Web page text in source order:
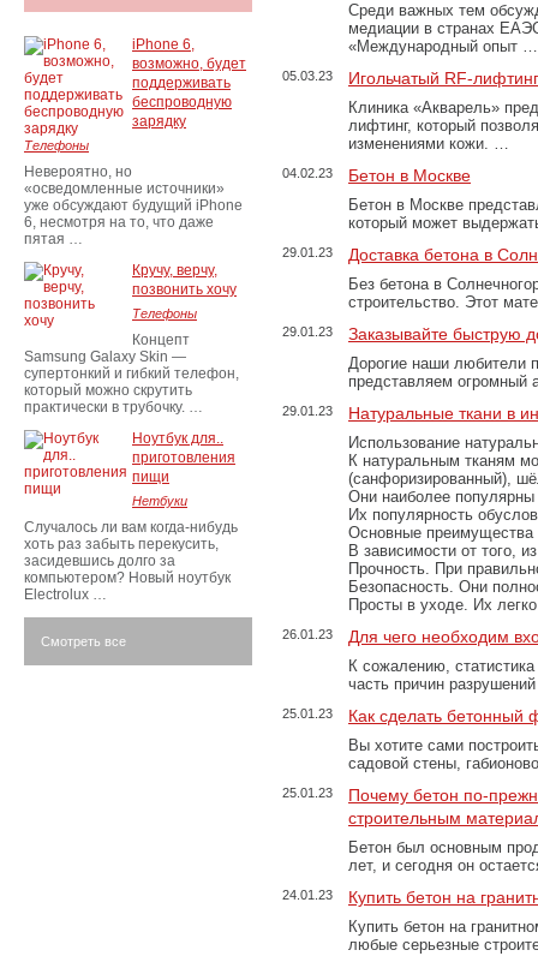
Среди важных тем
медиации в странах
«Международный опыт …
05.03.23 Игольчатый RF-
Клиника «Акварель»
лифтинг, который
изменениями кожи. …
04.02.23 Бетон в Москве
Бетон в Москве
который может
29.01.23 Доставка бетона в
Без бетона в
строительство. Этот
29.01.23 Заказывайте быструю
Дорогие наши любители
представляем огромный
29.01.23 Натуральные ткани в
Использование
К натуральным тканям
(санфоризированный),
Они наиболее популярны
Их популярность
Основные преимущества
В зависимости от того,
Прочность. При
Безопасность. Они
Просты в уходе. Их
26.01.23 Для чего необходим
К сожалению,
часть причин
25.01.23 Как сделать бетонный
Вы хотите сами
садовой стены,
25.01.23
Почему бетон по-
строительным
Бетон был основным
лет, и сегодня он
24.01.23 Купить бетон на
Купить бетон на
любые серьезные
iPhone 6,
возможно, будет
поддерживать
беспроводную
зарядку
Телефоны
Невероятно, но
«осведомленные источники»
уже обсуждают будущий iPhone
6, несмотря на то, что даже
пятая …
Кручу, верчу,
позвонить хочу
Телефоны
Концепт
Samsung Galaxy Skin —
супертонкий и гибкий телефон,
который можно скрутить
практически в трубочку. …
Ноутбук для..
приготовления
пищи
Нетбуки
Случалось ли вам когда-нибудь
хоть раз забыть перекусить,
засидевшись долго за
компьютером? Новый ноутбук
Electrolux …
Смотреть все